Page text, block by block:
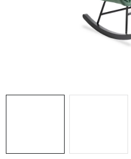
STOJANY A REGÁLY
SKRIŇA NA TOPANKY